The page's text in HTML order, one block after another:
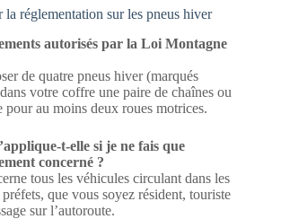
réglementation sur les pneus hiver
autorisés par la Loi Montagne
de quatre pneus hiver (marqués
votre coffre une paire de chaînes ou
pour au moins deux roues motrices.
t-elle si je ne fais que
concerné ?
tous les véhicules circulant dans les
que vous soyez résident, touriste
sur l’autoroute.